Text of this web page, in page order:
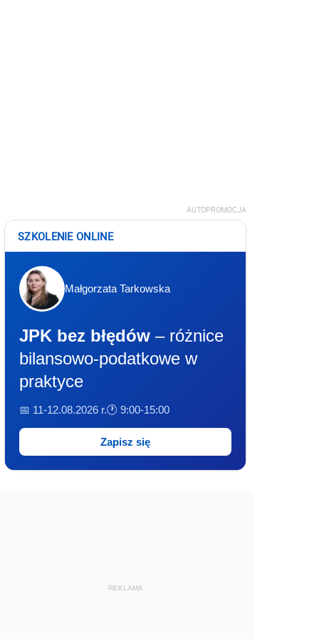
AUTOPROMOCJA
SZKOLENIE ONLINE
Małgorzata Tarkowska
JPK bez błędów – różnice
bilansowo-podatkowe w
praktyce
📅 11-12.08.2026 r.🕐 9:00-15:00
Zapisz się
REKLAMA